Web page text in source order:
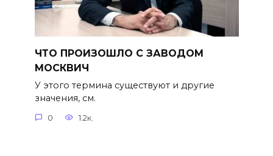
ЧТО ПРОИЗОШЛО С ЗАВОДОМ
МОСКВИЧ
У этого термина существуют и другие
значения, см.
0 1.2к.